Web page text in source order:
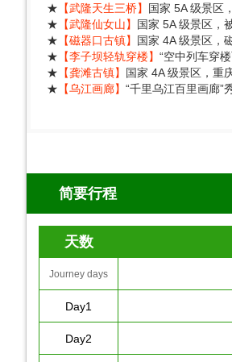
★ 【武隆天生三桥】
国家 5A 级景区
★ 【武隆仙女山】
国家 5A 级景区，
★ 【磁器口古镇】
国家 4A 级景区，
★ 【李子坝轻轨穿楼】 “空中列车穿
★ 【龚滩古镇】
国家 4A 级景区，重
★ 【乌江画廊】 “千里乌江百里画廊”
简要行程
天数
Journey days
Day1
Day2